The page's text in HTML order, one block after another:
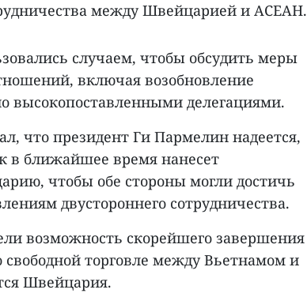
между Швейцарией и АСЕАН.
случаем, чтобы обсудить меры
включая возобновление
высокопоставленными делегациями.
что президент Ги Пармелин надеется,
в ближайшее время нанесет
чтобы обе стороны могли достичь
двустороннего сотрудничества.
возможность скорейшего завершения
торговле между Вьетнамом и
Швейцария.